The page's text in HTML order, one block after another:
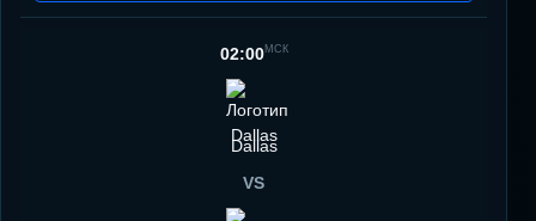
02:00МСК
Dallas
VS